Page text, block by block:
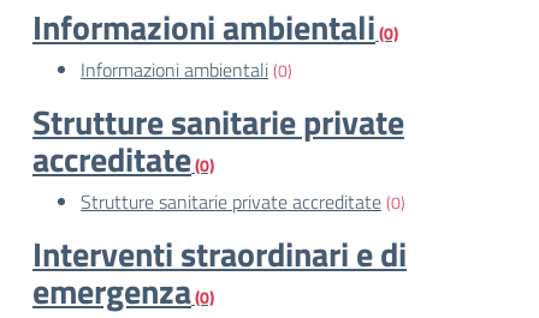
Informazioni ambientali(0)
Informazioni ambientali(0)
Strutture sanitarie private
accreditate(0)
Strutture sanitarie private accreditate(0)
Interventi straordinari e di
emergenza(0)